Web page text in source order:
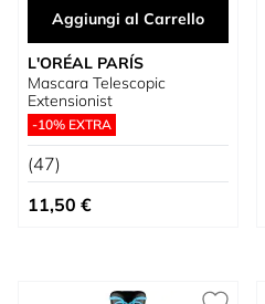
Aggiungi al Carrello
L'ORÉAL PARÍS
Mascara Telescopic
Extensionist
-10% EXTRA
(47)
11,50 €